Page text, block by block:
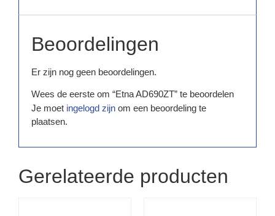
Beoordelingen
Er zijn nog geen beoordelingen.
Wees de eerste om “Etna AD690ZT” te beoordelen
Je moet ingelogd zijn om een beoordeling te
plaatsen.
Gerelateerde producten